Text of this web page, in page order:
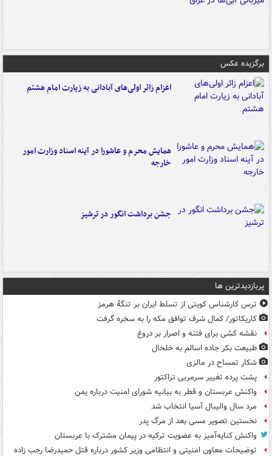
برگزیده عکس
اعزام زائر اولی‌های آبادانی به زیارت امام هشتم
همایش محرم و عاشورا در آینه اسناد وزارت امور
خارجه
جشن برداشت انگور در ترشیز
پربازدیدترین ها
ترس کارشناس کویتی از تسلط ایران بر تنگۀ هرمز
کاریکاتور/ کمال شرف توافق مکه را به سخره گرفت
نقشه کشی برای فتنه و اصرار بر دروغ
طبیعت بکر جاده اسالم به خلخال
شکار تمساح در مالزی
پشت پرده تغییر سرمربی تراکتور
واکنش عربستان و قطر به بیانیه شورای امنیت درباره یمن
مرد سال والیبال آسیا انتخاب شد
نخستین تصویر مسی بعد از مرگ پدر
واکنش کنایه‌آمیز به عضویت ترکیه در پیمان مشترک با عربستان
توضیحات معاون امنیتی و انتظامی وزیر کشور درباره قتل حمیدرضا رجب زاده